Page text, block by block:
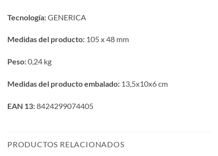
Tecnología:GENERICA
Medidas del producto: 105 x 48 mm
Peso:0,24 kg
Medidas del producto embalado: 13,5x10x6 cm
EAN 13:8424299074405
PRODUCTOS RELACIONADOS